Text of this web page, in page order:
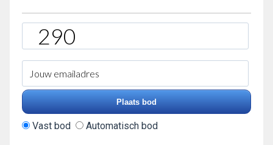
Vast bod Automatisch bod